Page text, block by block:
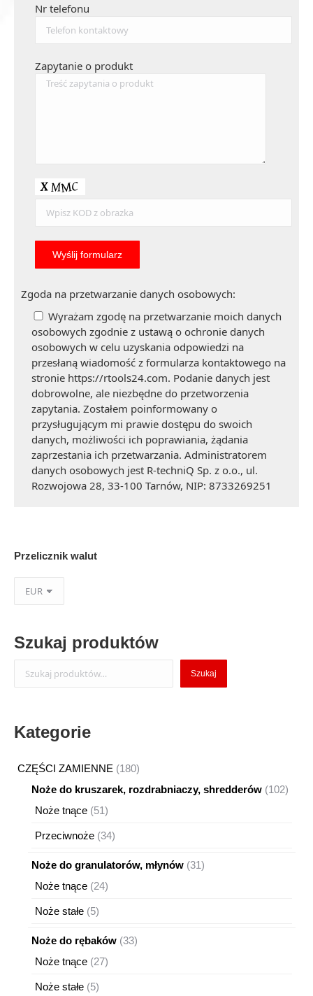
Nr telefonu
Zapytanie o produkt
Zgoda na przetwarzanie danych osobowych:
Wyrażam zgodę na przetwarzanie moich danych
osobowych zgodnie z ustawą o ochronie danych
osobowych w celu uzyskania odpowiedzi na
przesłaną wiadomość z formularza kontaktowego na
stronie https://rtools24.com. Podanie danych jest
dobrowolne, ale niezbędne do przetworzenia
zapytania. Zostałem poinformowany o
przysługującym mi prawie dostępu do swoich
danych, możliwości ich poprawiania, żądania
zaprzestania ich przetwarzania. Administratorem
danych osobowych jest R-techniQ Sp. z o.o., ul.
Rozwojowa 28, 33-100 Tarnów, NIP: 8733269251
Przelicznik walut
Szukaj produktów
Szukaj
Kategorie
CZĘŚCI ZAMIENNE 180180
produktów
Noże do kruszarek, rozdrabniaczy, shredderów 102102
Noże tnące 5151
Przeciwnoże 3434
Noże do granulatorów, młynów 3131
Noże tnące 2424
Noże stałe 55
Noże do rębaków 3333
Noże tnące 2727
Noże stałe 55